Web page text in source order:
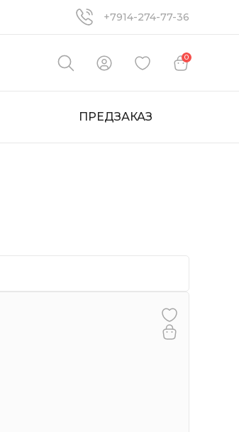
+7914-274-77-36
0
ПРЕДЗАКАЗ